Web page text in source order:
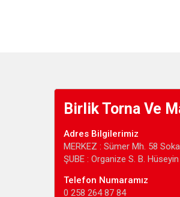
Birlik Torna Ve
Adres Bilgilerimiz
MERKEZ : Sümer Mh. 58
ŞUBE : Organize S. B.
Telefon Numaramız
0 258 264 87 84